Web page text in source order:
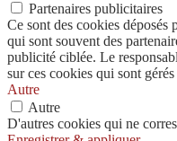
Partenaires publicitaires
Ce sont des cookies déposés
qui sont souvent des
publicité ciblée. Le
sur ces cookies qui sont gérés
Autre
Autre
D'autres cookies qui ne